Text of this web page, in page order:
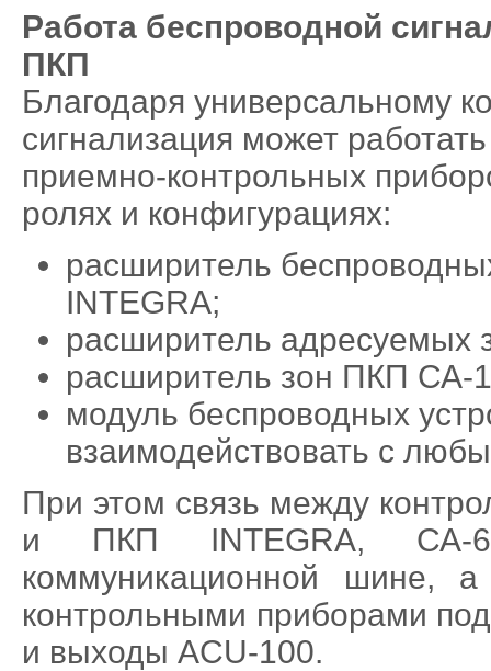
Работа беспроводной
ПКП
Благодаря универсальному
сигнализация может
приемно-контрольных
ролях и конфигурациях:
расширитель
INTEGRA;
расширитель адресуемых
расширитель зон ПКП СА-
модуль беспроводных
взаимодействовать с
При этом связь между
и ПКП INTEGRA, СА-
коммуникационной шине,
контрольными приборами
и выходы ACU-100.